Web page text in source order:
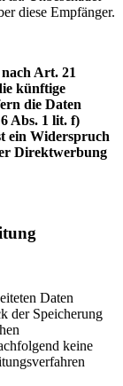
diese Empfänger.
Art. 21
künftige
die Daten
Abs. 1 lit. f)
ein Widerspruch
Direktwerbung
Daten
der Speicherung
keine